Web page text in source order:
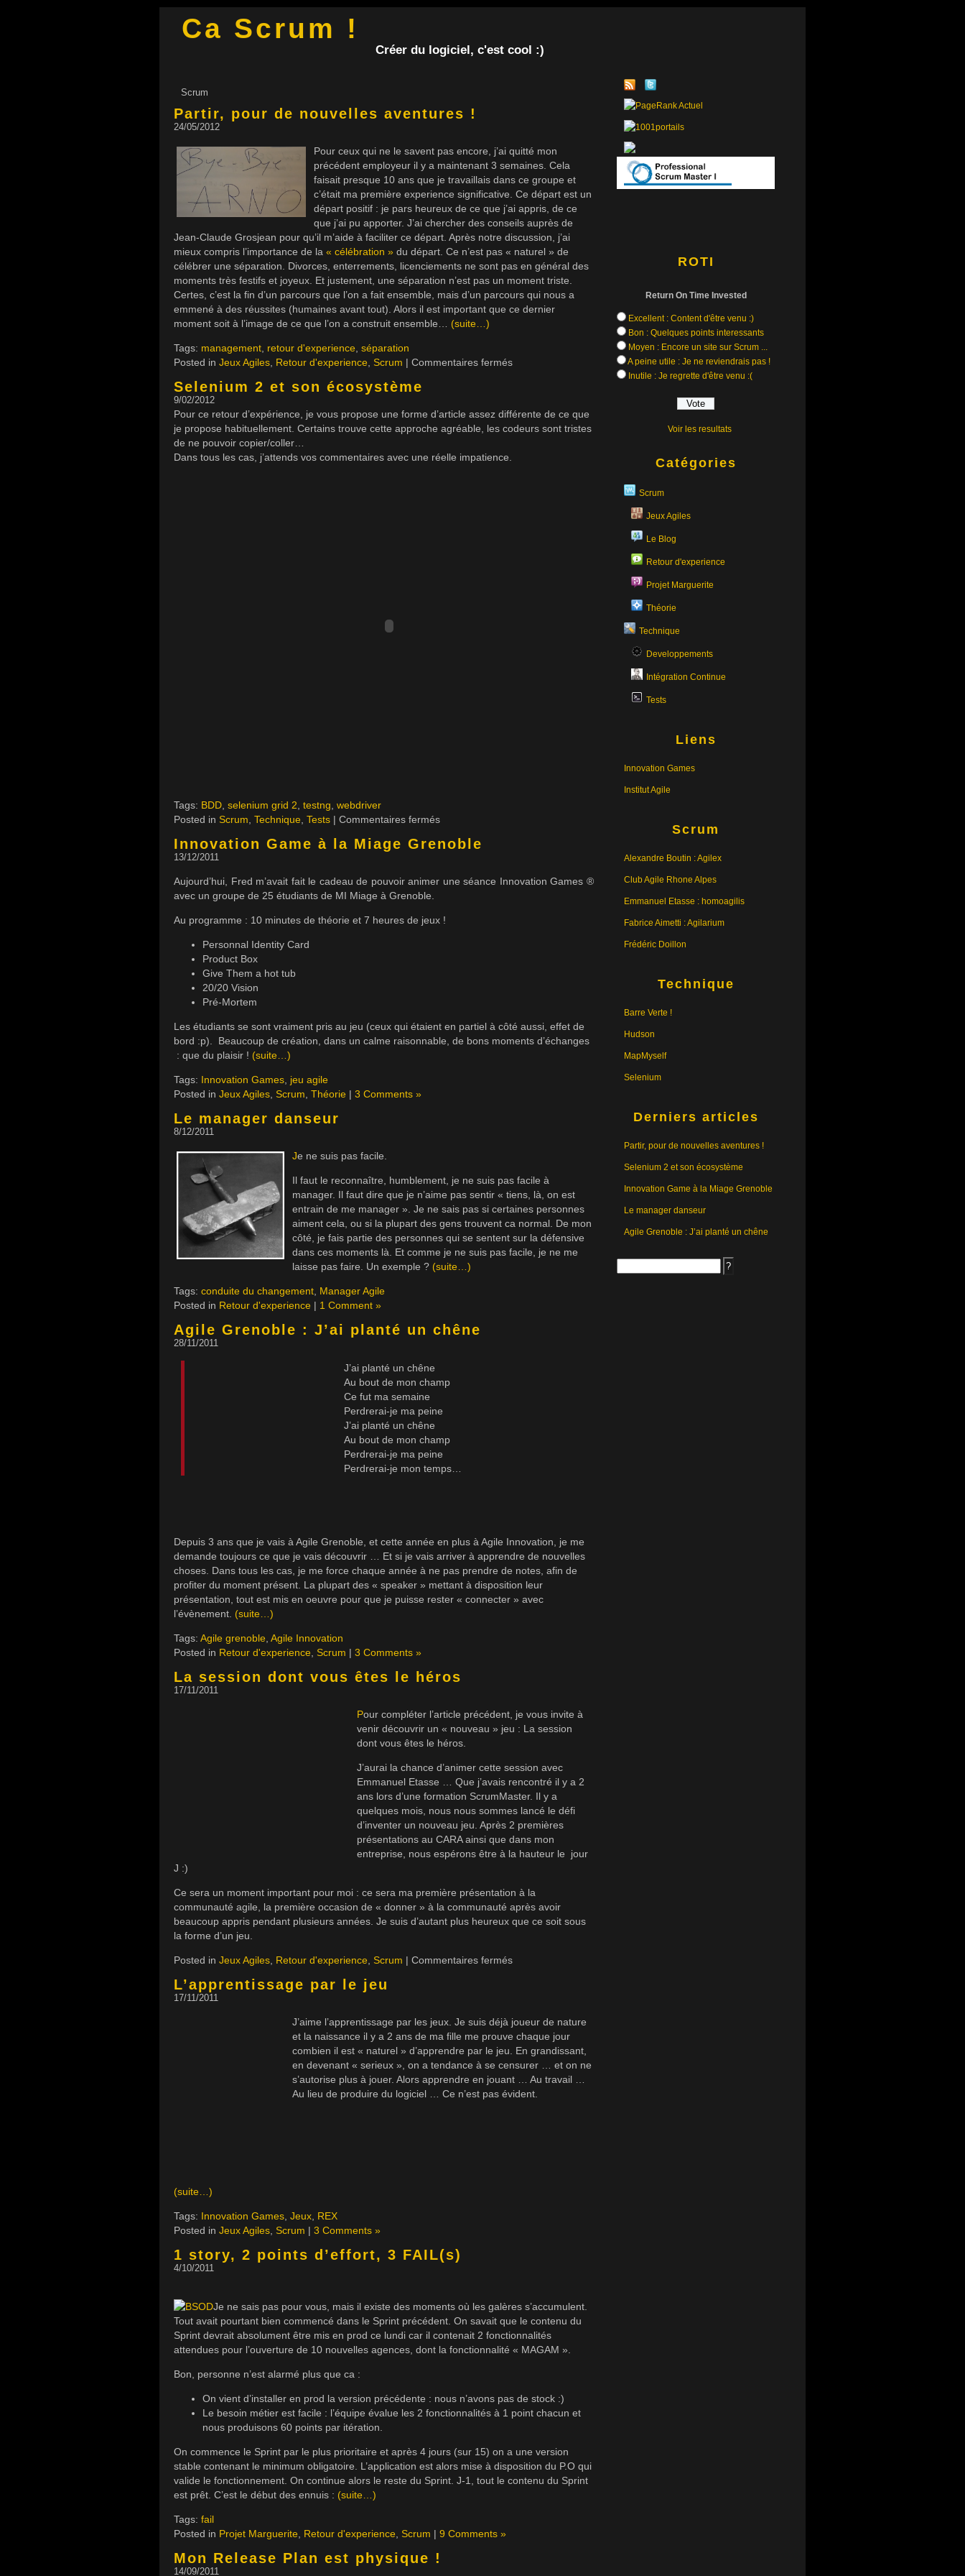
Ca Scrum !
Créer du logiciel, c'est cool :)
Scrum
Partir, pour de nouvelles aventures !
24/05/2012
Pour ceux qui ne le savent pas encore, j’ai quitté mon
précédent employeur il y a maintenant 3 semaines. Cela
faisait presque 10 ans que je travaillais dans ce groupe et
c’était ma première experience significative. Ce départ est un
départ positif : je pars heureux de ce que j’ai appris, de ce
que j’ai pu apporter. J’ai chercher des conseils auprès de
Jean-Claude Grosjean pour qu’il m’aide à faciliter ce départ. Après notre discussion, j’ai
mieux compris l’importance de la « célébration » du départ. Ce n’est pas « naturel » de
célébrer une séparation. Divorces, enterrements, licenciements ne sont pas en général des
moments très festifs et joyeux. Et justement, une séparation n’est pas un moment triste.
Certes, c’est la fin d’un parcours que l’on a fait ensemble, mais d’un parcours qui nous a
emmené à des réussites (humaines avant tout). Alors il est important que ce dernier
moment soit à l’image de ce que l’on a construit ensemble… (suite…)
Tags: management retour d'experience séparation
Posted in Jeux Agiles Retour d'experience Scrum | Commentaires fermés
Selenium 2 et son écosystème
9/02/2012
Pour ce retour d’expérience, je vous propose une forme d’article assez différente de ce que
je propose habituellement. Certains trouve cette approche agréable, les codeurs sont tristes
de ne pouvoir copier/coller…
Dans tous les cas, j’attends vos commentaires avec une réelle impatience.
Tags: BDD selenium grid 2 testng webdriver
Posted in Scrum Technique Tests | Commentaires fermés
Innovation Game à la Miage Grenoble
13/12/2011
Aujourd’hui, Fred m’avait fait le cadeau de pouvoir animer une séance Innovation Games ®
avec un groupe de 25 étudiants de MI Miage à Grenoble.
Au programme : 10 minutes de théorie et 7 heures de jeux !
Personnal Identity Card
Product Box
Give Them a hot tub
20/20 Vision
Pré-Mortem
Les étudiants se sont vraiment pris au jeu (ceux qui étaient en partiel à côté aussi, effet de
bord :p). Beaucoup de création, dans un calme raisonnable, de bons moments d’échanges
: que du plaisir ! (suite…)
Tags: Innovation Games jeu agile
Posted in Jeux Agiles Scrum Théorie | 3 Comments »
Le manager danseur
8/12/2011
Je ne suis pas facile.
Il faut le reconnaître, humblement, je ne suis pas facile à
manager. Il faut dire que je n’aime pas sentir « tiens, là, on est
entrain de me manager ». Je ne sais pas si certaines personnes
aiment cela, ou si la plupart des gens trouvent ca normal. De mon
côté, je fais partie des personnes qui se sentent sur la défensive
dans ces moments là. Et comme je ne suis pas facile, je ne me
laisse pas faire. Un exemple ? (suite…)
Tags: conduite du changement Manager Agile
Posted in Retour d'experience | 1 Comment »
Agile Grenoble : J’ai planté un chêne
28/11/2011
J’ai planté un chêne
Au bout de mon champ
Ce fut ma semaine
Perdrerai-je ma peine
J’ai planté un chêne
Au bout de mon champ
Perdrerai-je ma peine
Perdrerai-je mon temps…
Depuis 3 ans que je vais à Agile Grenoble, et cette année en plus à Agile Innovation, je me
demande toujours ce que je vais découvrir … Et si je vais arriver à apprendre de nouvelles
choses. Dans tous les cas, je me force chaque année à ne pas prendre de notes, afin de
profiter du moment présent. La plupart des « speaker » mettant à disposition leur
présentation, tout est mis en oeuvre pour que je puisse rester « connecter » avec
l’évènement. (suite…)
Tags: Agile grenoble Agile Innovation
Posted in Retour d'experience Scrum | 3 Comments »
La session dont vous êtes le héros
17/11/2011
Pour compléter l’article précédent, je vous invite à
venir découvrir un « nouveau » jeu : La session
dont vous êtes le héros.
J’aurai la chance d’animer cette session avec
Emmanuel Etasse … Que j’avais rencontré il y a 2
ans lors d’une formation ScrumMaster. Il y a
quelques mois, nous nous sommes lancé le défi
d’inventer un nouveau jeu. Après 2 premières
présentations au CARA ainsi que dans mon
entreprise, nous espérons être à la hauteur le jour
J :)
Ce sera un moment important pour moi : ce sera ma première présentation à la
communauté agile, la première occasion de « donner » à la communauté après avoir
beaucoup appris pendant plusieurs années. Je suis d’autant plus heureux que ce soit sous
la forme d’un jeu.
Posted in Jeux Agiles Retour d'experience Scrum | Commentaires fermés
L’apprentissage par le jeu
17/11/2011
J’aime l’apprentissage par les jeux. Je suis déjà joueur de nature
et la naissance il y a 2 ans de ma fille me prouve chaque jour
combien il est « naturel » d’apprendre par le jeu. En grandissant,
en devenant « serieux », on a tendance à se censurer … et on ne
s’autorise plus à jouer. Alors apprendre en jouant … Au travail …
Au lieu de produire du logiciel … Ce n’est pas évident.
(suite…)
Tags: Innovation Games Jeux REX
Posted in Jeux Agiles Scrum | 3 Comments »
1 story, 2 points d’effort, 3 FAIL(s)
4/10/2011
Je ne sais pas pour vous, mais il existe des moments où les galères s’accumulent.
Tout avait pourtant bien commencé dans le Sprint précédent. On savait que le contenu du
Sprint devrait absolument être mis en prod ce lundi car il contenait 2 fonctionnalités
attendues pour l’ouverture de 10 nouvelles agences, dont la fonctionnalité « MAGAM ».
Bon, personne n’est alarmé plus que ca :
On vient d’installer en prod la version précédente : nous n’avons pas de stock :)
Le besoin métier est facile : l’équipe évalue les 2 fonctionnalités à 1 point chacun et
nous produisons 60 points par itération.
On commence le Sprint par le plus prioritaire et après 4 jours (sur 15) on a une version
stable contenant le minimum obligatoire. L’application est alors mise à disposition du P.O qui
valide le fonctionnement. On continue alors le reste du Sprint. J-1, tout le contenu du Sprint
est prêt. C’est le début des ennuis : (suite…)
Tags: fail
Posted in Projet Marguerite Retour d'experience Scrum | 9 Comments »
Mon Release Plan est physique !
14/09/2011
ROTI
Return On Time Invested
Excellent : Content d'être venu :)
Bon : Quelques points interessants
Moyen : Encore un site sur Scrum ...
A peine utile : Je ne reviendrais pas !
Inutile : Je regrette d'être venu :(
Voir les resultats
Catégories
Scrum
Jeux Agiles
Le Blog
Retour d'experience
Projet Marguerite
Théorie
Technique
Developpements
Intégration Continue
Tests
Liens
Innovation Games
Institut Agile
Scrum
Alexandre Boutin : Agilex
Club Agile Rhone Alpes
Emmanuel Etasse : homoagilis
Fabrice Aimetti : Agilarium
Frédéric Doillon
Technique
Barre Verte !
Hudson
MapMyself
Selenium
Derniers articles
Partir, pour de nouvelles aventures !
Selenium 2 et son écosystème
Innovation Game à la Miage Grenoble
Le manager danseur
Agile Grenoble : J’ai planté un chêne